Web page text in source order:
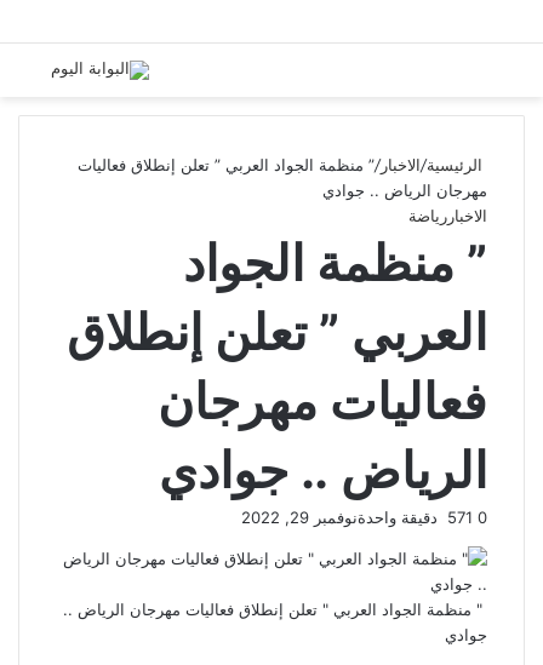
الرئيسية/الاخبار/” منظمة الجواد العربي ” تعلن إنطلاق فعاليات
مهرجان الرياض .. جوادي
الاخبار رياضة
” منظمة الجواد
العربي ” تعلن إنطلاق
فعاليات مهرجان
الرياض .. جوادي
نوفمبر 29, 2022 0 دقيقة واحدة
" منظمة الجواد العربي " تعلن إنطلاق فعاليات مهرجان الرياض ..
جوادي